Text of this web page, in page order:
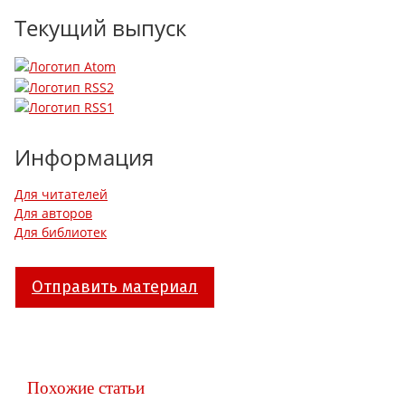
Текущий выпуск
Информация
Для читателей
Для авторов
Для библиотек
Отправить материал
Похожие статьи